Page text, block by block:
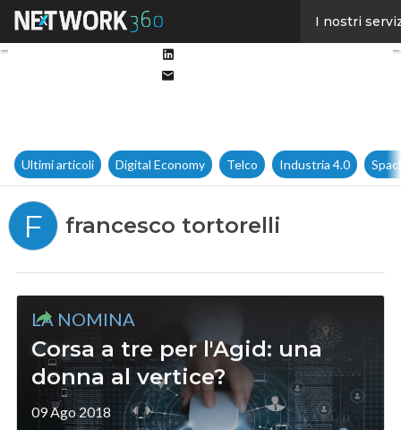
I nostri
Ultimi articoli Digital Economy Telco Industria 4.0
F francesco tortorelli
LA NOMINA
Corsa a tre per l'Agid: una
donna al vertice?
09 Ago 2018